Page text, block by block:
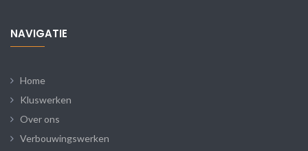
NAVIGATIE
Home
Kluswerken
Over ons
Verbouwingswerken